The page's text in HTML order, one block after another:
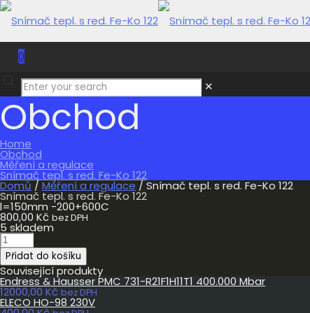
0
0,00 Kč
✕
Obchod
Home
Obchod
Měření a regulace
Snímač tepl. s red. Fe-Ko 122
Domů / Měření a regulace / Snímač tepl. s red. Fe-Ko 122
Snímač tepl. s red. Fe-Ko 122
l=150mm -200+600C
800,00 Kč bez DPH
5 skladem
Snímač
tepl.
red.
Fe-
Ko
122
Přidat do košíku
Související produkty
Endress & Hausser PMC 731-R21F1H11T1 400.000 Mbar
12000,00 Kč bez DPH
ELECO HO-98 230V